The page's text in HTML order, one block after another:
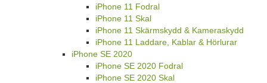
iPhone 11 Fodral
iPhone 11 Skal
iPhone 11 Skärmskydd & Kameraskydd
iPhone 11 Laddare, Kablar & Hörlurar
iPhone SE 2020
iPhone SE 2020 Fodral
iPhone SE 2020 Skal